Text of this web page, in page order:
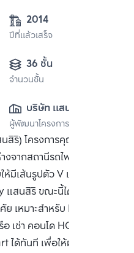
2014
ปีที่แล้วเสร็จ
36 ชั้น
จำนวนชั้น
บริษัท แสนสิริ
จำกัด (มหาชน)
ผู้พัฒนาโครงการ
ริ) โครงการคุณภาพระดับ
งจากสถานีรถไฟฟ้าทองหล่อ
เส้นรูปตัว V เฉียงๆ
สนสิริ ขณะนี้ได้ดำเนินการ
เหมาะสำหรับ Life Style
เช่า คอนโด HQ by แสนสิริ
ด้ทันที เพื่อให้ผู้เชี่ยวชาญ